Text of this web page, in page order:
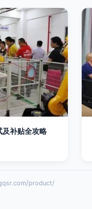
及补贴全攻略
product/